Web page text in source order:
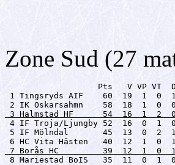
Zone Sud (27
Pts   V VP VT
1 Tingsryds AIF    60  19  1  0
3 Halmstad HF      54  16  1  2
4 IF Troja/Ljungby 52  16  0  1
5 IF Mölndal       45  13  0  2
7 Borås HC         39  12  1  0
8 Mariestad BoIS   35  11  0  1